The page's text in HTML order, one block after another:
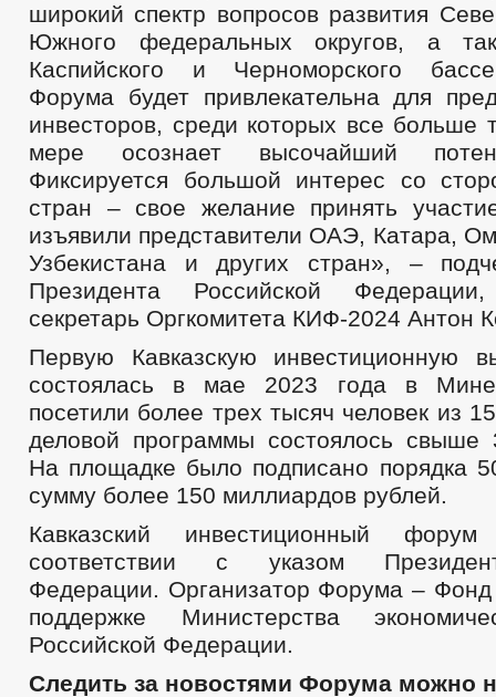
широкий спектр вопросов развития
Южного федеральных округов, а
Каспийского и Черноморского
Форума будет привлекательна для
инвесторов, среди которых все больше
мере осознает высочайший
Фиксируется большой интерес со
стран – свое желание принять
изъявили представители ОАЭ, Катара,
Узбекистана и других стран», –
Президента Российской Федерации,
секретарь Оргкомитета КИФ-2024 Антон
Первую Кавказскую инвестиционную
состоялась в мае 2023 года в
посетили более трех тысяч человек из
деловой программы состоялось свыше
На площадке было подписано порядка
сумму более 150 миллиардов рублей.
Кавказский инвестиционный
соответствии с указом
Федерации. Организатор Форума – Фонд
поддержке Министерства
Российской Федерации.
Следить за новостями Форума можно